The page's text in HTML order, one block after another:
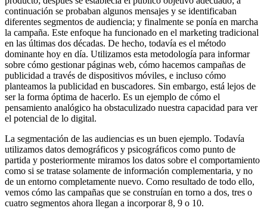
continuación se probaban algunos mensajes y se identificaban
diferentes segmentos de audiencia; y finalmente se ponía en marcha
la campaña. Este enfoque ha funcionado en el marketing tradicional
en las últimas dos décadas. De hecho, todavía es el método
dominante hoy en día. Utilizamos esta metodología para informar
sobre cómo gestionar páginas web, cómo hacemos campañas de
publicidad a través de dispositivos móviles, e incluso cómo
planteamos la publicidad en buscadores. Sin embargo, está lejos de
ser la forma óptima de hacerlo. Es un ejemplo de cómo el
pensamiento analógico ha obstaculizado nuestra capacidad para ver
el potencial de lo digital.
La segmentación de las audiencias es un buen ejemplo. Todavía
utilizamos datos demográficos y psicográficos como punto de
partida y posteriormente miramos los datos sobre el comportamiento
como si se tratase solamente de información complementaria, y no
de un entorno completamente nuevo. Como resultado de todo ello,
vemos cómo las campañas que se construían en torno a dos, tres o
cuatro segmentos ahora llegan a incorporar 8, 9 o 10.